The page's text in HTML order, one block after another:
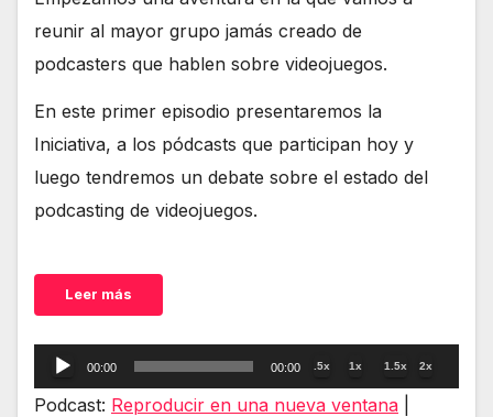
reunir al mayor grupo jamás creado de
podcasters que hablen sobre videojuegos.
En este primer episodio presentaremos la
Iniciativa, a los pódcasts que participan hoy y
luego tendremos un debate sobre el estado del
podcasting de videojuegos.
Leer más
Reproductor
de
00:00 00:00 .5x 1x 1.5x 2x
Podcast: Reproducir en una nueva ventana